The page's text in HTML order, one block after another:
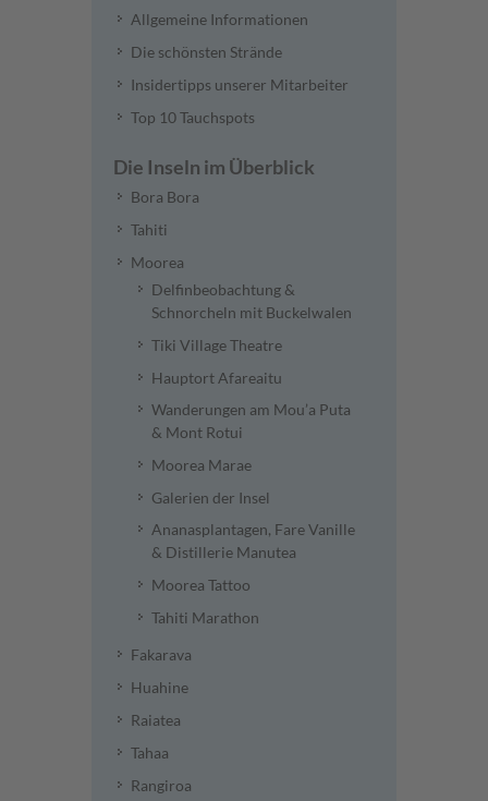
Allgemeine Informationen
Die schönsten Strände
Insidertipps unserer Mitarbeiter
Top 10 Tauchspots
Die Inseln im Überblick
Bora Bora
Tahiti
Moorea
Delfinbeobachtung &
Schnorcheln mit Buckelwalen
Tiki Village Theatre
Hauptort Afareaitu
Wanderungen am Mou’a Puta
& Mont Rotui
Moorea Marae
Galerien der Insel
Ananasplantagen, Fare Vanille
& Distillerie Manutea
Moorea Tattoo
Tahiti Marathon
Fakarava
Huahine
Raiatea
Tahaa
Rangiroa